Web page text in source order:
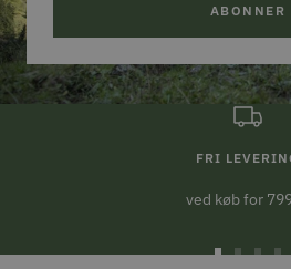
ABONNER
FRI
ved køb for